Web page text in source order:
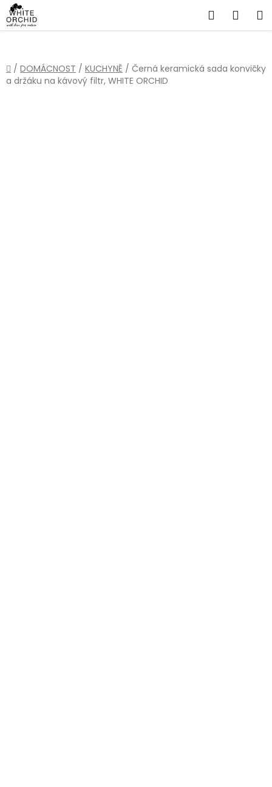
Přejít
na
obsah
Hledat
Domů
/ DOMÁCNOST / KUCHYNĚ / Černá keramická sada konvičky
a držáku na kávový filtr, WHITE ORCHID